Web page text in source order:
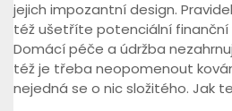
jejich impozantní design.
též ušetříte potenciální finanční
Domácí péče a údržba
též je třeba neopomenout
nejedná se o nic složitého. Jak